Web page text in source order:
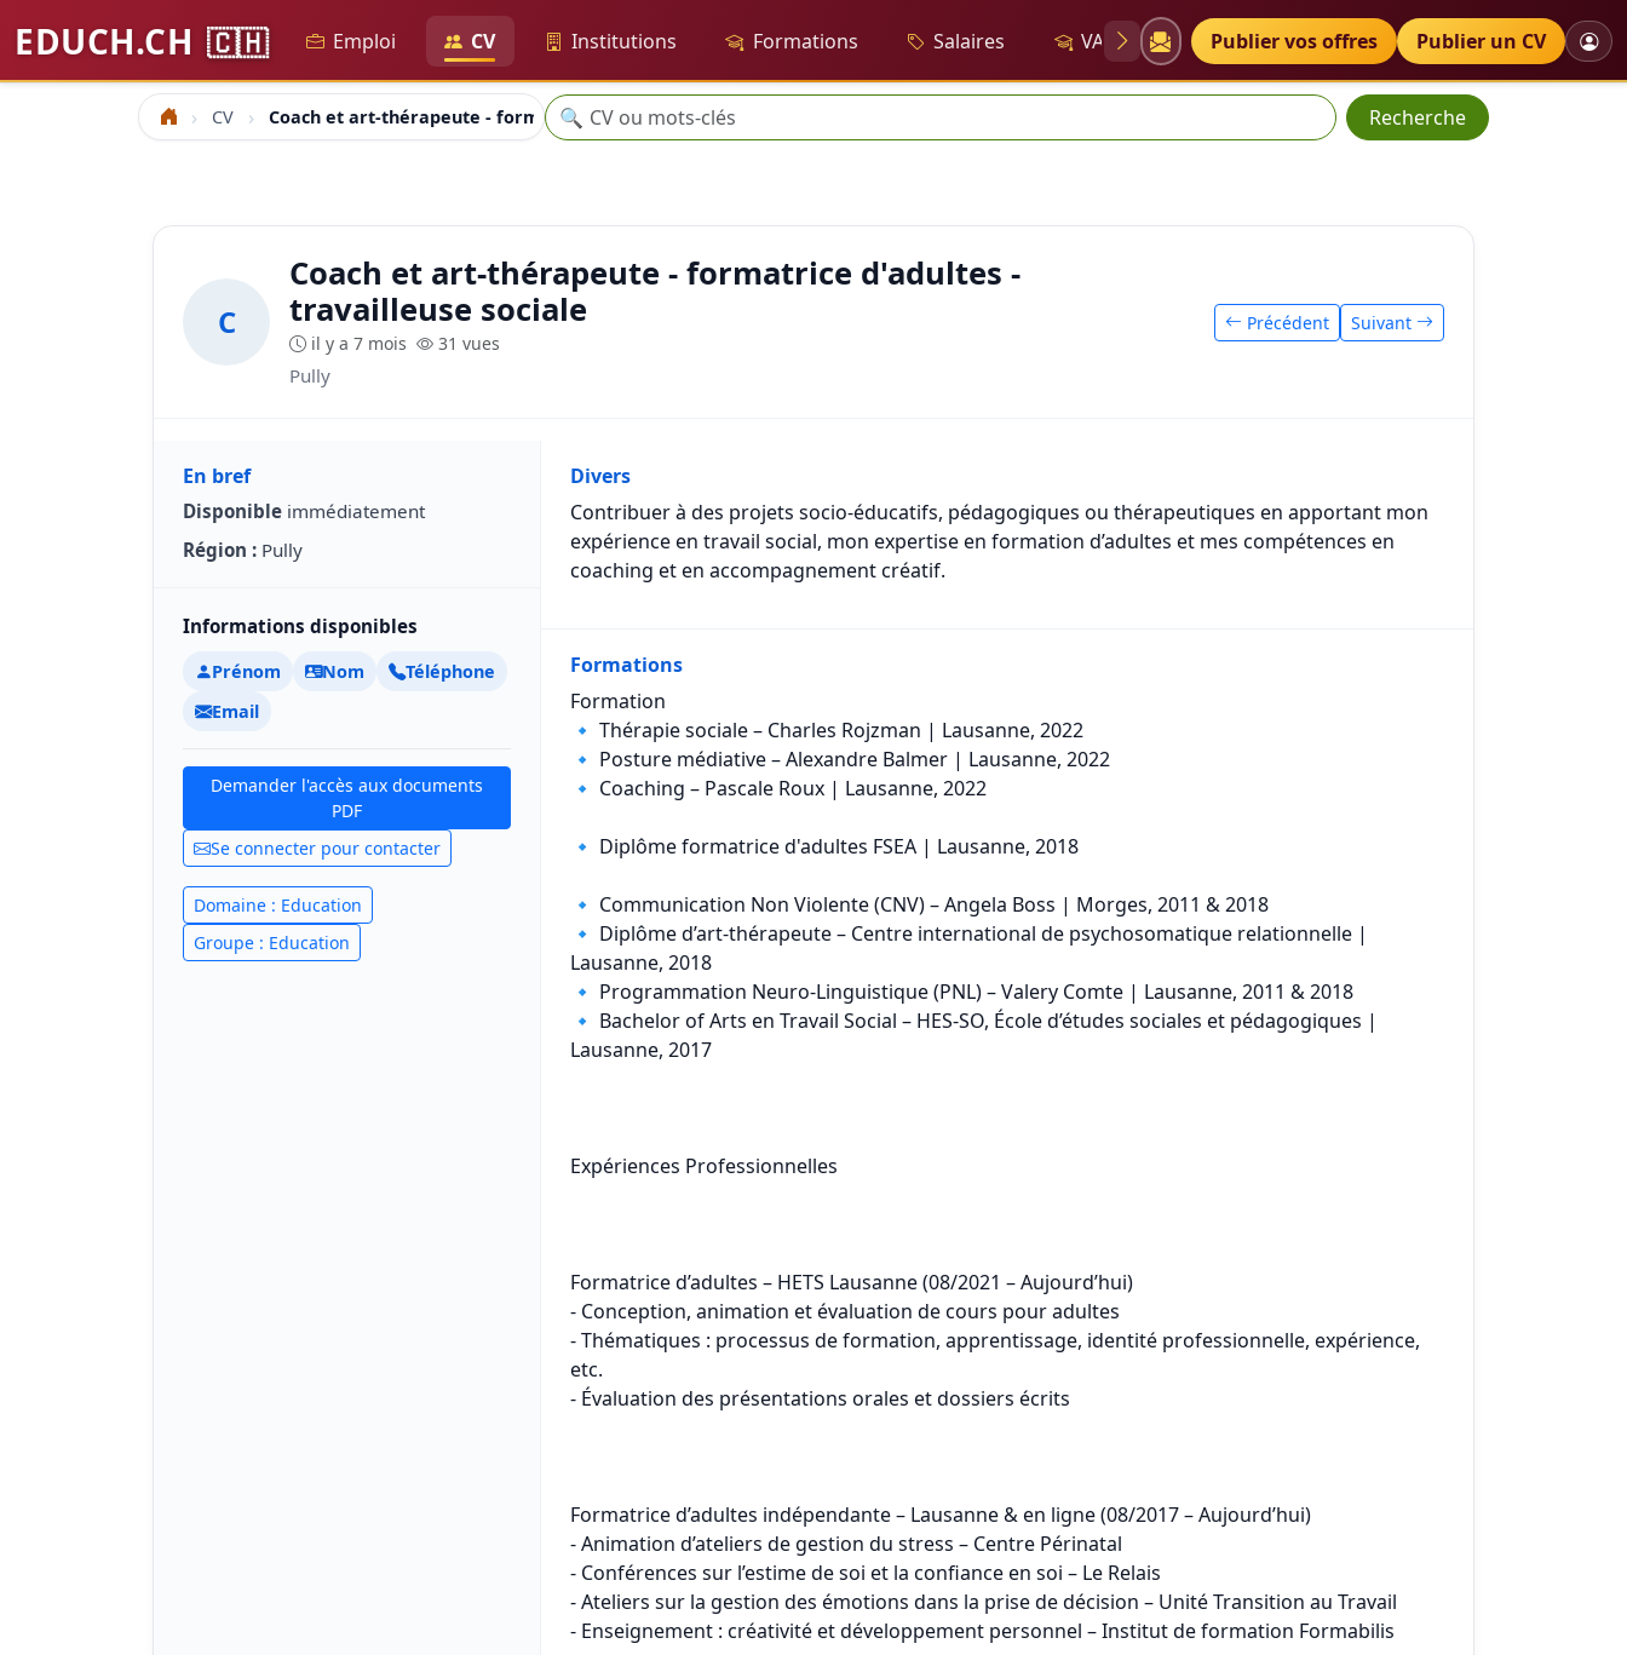
EDUCH.CH 🇨🇭 Emploi CV Institutions Formations Salaires VAE Diplômes Petites annonces
Publier vos offres Publier un CV
Accueil CV Coach et art-thérapeute - formatrice d'adultes - travailleuse sociale
Recherche
🔍 Recherche
C
Coach et art-thérapeute - formatrice d'adultes -
travailleuse sociale
il y a 7 mois 31 vues
Pully
Précédent Suivant
En bref
Disponible immédiatement
Région : Pully
Informations disponibles
Prénom Nom
Téléphone
Email
Demander l'accès aux documents
PDF
Se connecter pour contacter
Domaine : Education
Groupe : Education
Divers
Contribuer à des projets socio-éducatifs, pédagogiques ou thérapeutiques en apportant mon
expérience en travail social, mon expertise en formation d’adultes et mes compétences en
coaching et en accompagnement créatif.
Formations
Formation
🔹 Thérapie sociale – Charles Rojzman | Lausanne, 2022
🔹 Posture médiative – Alexandre Balmer | Lausanne, 2022
🔹 Coaching – Pascale Roux | Lausanne, 2022
🔹 Diplôme formatrice d'adultes FSEA | Lausanne, 2018
🔹 Communication Non Violente (CNV) – Angela Boss | Morges, 2011 & 2018
🔹 Diplôme d’art-thérapeute – Centre international de psychosomatique relationnelle |
Lausanne, 2018
🔹 Programmation Neuro-Linguistique (PNL) – Valery Comte | Lausanne, 2011 & 2018
🔹 Bachelor of Arts en Travail Social – HES-SO, École d’études sociales et pédagogiques |
Lausanne, 2017
Expériences Professionnelles
Formatrice d’adultes – HETS Lausanne (08/2021 – Aujourd’hui)
- Conception, animation et évaluation de cours pour adultes
- Thématiques : processus de formation, apprentissage, identité professionnelle, expérience,
etc.
- Évaluation des présentations orales et dossiers écrits
Formatrice d’adultes indépendante – Lausanne & en ligne (08/2017 – Aujourd’hui)
- Animation d’ateliers de gestion du stress – Centre Périnatal
- Conférences sur l’estime de soi et la confiance en soi – Le Relais
- Ateliers sur la gestion des émotions dans la prise de décision – Unité Transition au Travail
- Enseignement : créativité et développement personnel – Institut de formation Formabilis